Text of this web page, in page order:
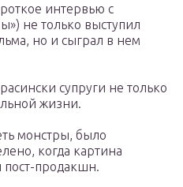
интервью с
не только выступил
но и сыграл в нем
супруги не только
жизни.
монстры, было
когда картина
пост-продакшн.